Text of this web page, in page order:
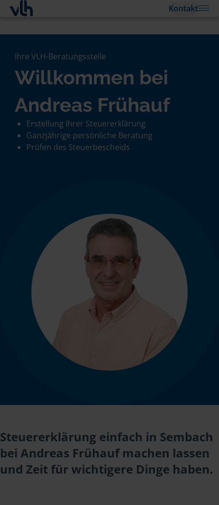
Kontakt
Ihre VLH-Beratungsstelle
Willkommen bei
Andreas Frühauf
Erstellung Ihrer Steuererklärung
Ganzjährige persönliche Beratung
Prüfen des Steuerbescheids
Steuererklärung einfach in Sembach
bei Andreas Frühauf machen lassen
und Zeit für wichtigere Dinge haben.